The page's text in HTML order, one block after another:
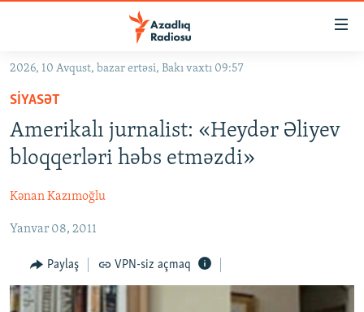
Əsas
qayıt
Əsas
naviqasiyaya
qayıt
GÜNDƏM
KORRUPSIOMETR
#ƏSLINDƏ
FƏRQƏ BAX
QANUNI DOĞRU
ARAŞDIRMA
MULTIMEDIA
2026, 10 Avqust, bazar ertəsi, Bakı vaxtı 09:57
SIYASƏT
Amerikalı jurnalist: «Heydər Əliyev
bloqqerləri həbs etməzdi»
Kənan Kazımoğlu
Yanvar 08, 2011
Paylaş VPN-siz açmaq